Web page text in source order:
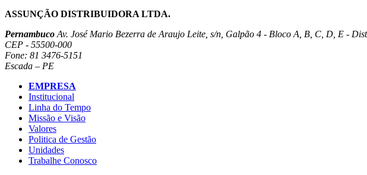
ASSUNÇÃO DISTRIBUIDORA LTDA.
Pernambuco Av. José Mario Bezerra de Araujo Leite, s/n, Galpão 4 - Bloco A, B, C, D, E -
CEP - 55500-000
Fone: 81 3476-5151
Escada – PE
EMPRESA
Institucional
Linha do Tempo
Missão e Visão
Valores
Politica de Gestão
Unidades
Trabalhe Conosco